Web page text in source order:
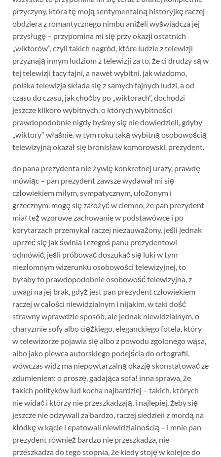
przyczyny, która tę moją sentymentalną historyjkę raczej
obdziera z romantycznego nimbu aniżeli wyświadcza jej
przysługę – przypomina mi się przy okazji ostatnich
„wiktorów”, czyli takich nagród, które ludzie z telewizji
przyznają innym ludziom z telewizji za to, że ci drudzy są w
tej telewizji tacy fajni, a nawet wybitni. jak wiadomo,
polska telewizja składa się z samych fajnych ludzi, a od
czasu do czasu, jak choćby po „wiktorach”, dochodzi
jeszcze kilkoro wybitnych, o których wybitności
prawdopodobnie nigdy byśmy się nie dowiedzieli, gdyby
„wiktory” właśnie. w tym roku taką wybitną osobowością
telewizyjną okazał się bronisław komorowski. prezydent.
do pana prezydenta nie żywię konkretnej urazy, prawdę
mówiąc – pan prezydent zawsze wydawał mi się
człowiekiem miłym, sympatycznym, ułożonym i
grzecznym. mogę się założyć w ciemno, że pan prezydent
miał też wzorowe zachowanie w podstawówce i po
korytarzach przemykał raczej niezauważony. jeśli jednak
uprzeć się jak świnia i czegoś panu prezydentowi
odmówić, jeśli próbować doszukać się luki w tym
niezłomnym wizerunku osobowości telewizyjnej, to
byłaby to prawdopodobnie osobowość telewizyjna, z
uwagi na jej brak, gdyż jest pan prezydent człowiekiem
raczej w całości niewidzialnym i nijakim. w taki dość
strawny wprawdzie sposób, ale jednak niewidzialnym, o
charyzmie sofy albo ciężkiego, eleganckiego fotela, który
w telewizorze pojawia się albo z powodu zgolonego wąsa,
albo jako piewca autorskiego podejścia do ortografii.
wówczas widz ma niepowtarzalną okazję skonstatować ze
zdumieniem: o proszę, gadająca sofa! inna sprawa, że
takich polityków lud kocha najbardziej – takich, których
nie widać i którzy nie przeszkadzają, i najlepiej, żeby się
jeszcze nie odzywali za bardzo, raczej siedzieli z mordą na
kłódkę w kącie i epatowali niewidzialnością – i mnie pan
prezydent również bardzo nie przeszkadza, nie
przeszkadza do tego stopnia, że kiedy stoję w kolejce do